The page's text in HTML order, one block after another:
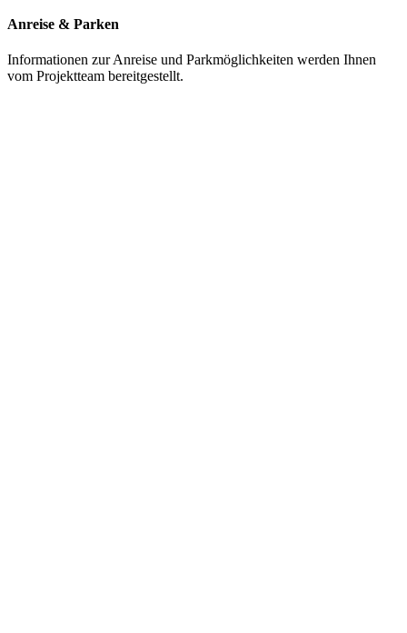
Anreise & Parken
Informationen zur Anreise und Parkmöglichkeiten werden Ihnen
vom Projektteam bereitgestellt.